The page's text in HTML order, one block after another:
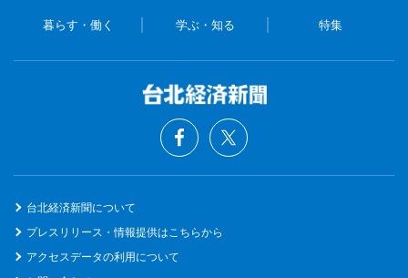
暮らす・働く 学ぶ・知る 特集
台北経済新聞について
プレスリリース・情報提供はこちらから
アクセスデータの利用について